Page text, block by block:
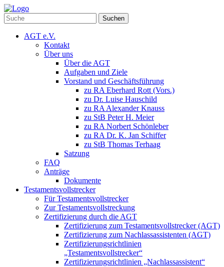
Suchen
AGT e.V.
Kontakt
Über uns
Über die AGT
Aufgaben und Ziele
Vorstand und Geschäftsführung
zu RA Eberhard Rott (Vors.)
zu Dr. Luise Hauschild
zu RA Alexander Knauss
zu StB Peter H. Meier
zu RA Norbert Schönleber
zu RA Dr. K. Jan Schiffer
zu StB Thomas Terhaag
Satzung
FAQ
Anträge
Dokumente
Testamentsvollstrecker
Für Testamentsvollstrecker
Zur Testamentsvollstreckung
Zertifizierung durch die AGT
Zertifizierung zum Testamentsvollstrecker (AGT)
Zertifizierung zum Nachlassassistenten (AGT)
Zertifizierungsrichtlinien
„Testamentsvollstrecker“
Zertifizierungsrichtlinien „Nachlassassistent“